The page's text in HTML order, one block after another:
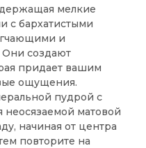
мелкие
с бархатистыми
и
создают
придает вашим
ощущения.
пудрой с
матовой
начиная от центра
повторите на